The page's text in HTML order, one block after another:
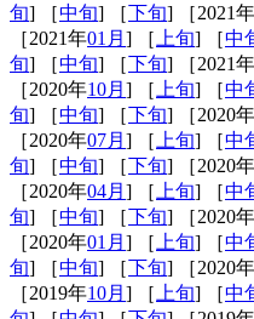
旬] ［中旬] ［下旬] ［2021年
［2021年01月 ] ［ 上旬] ［中
旬] ［中旬] ［下旬] ［2021年
［2020年10月 ] ［ 上旬] ［中
旬] ［中旬] ［下旬] ［2020年
［2020年07月 ] ［ 上旬] ［中
旬] ［中旬] ［下旬] ［2020年
［2020年04月 ] ［ 上旬] ［中
旬] ［中旬] ［下旬] ［2020年
［2020年01月 ] ［ 上旬] ［中
旬] ［中旬] ［下旬] ［2020年
［2019年10月 ] ［ 上旬] ［中